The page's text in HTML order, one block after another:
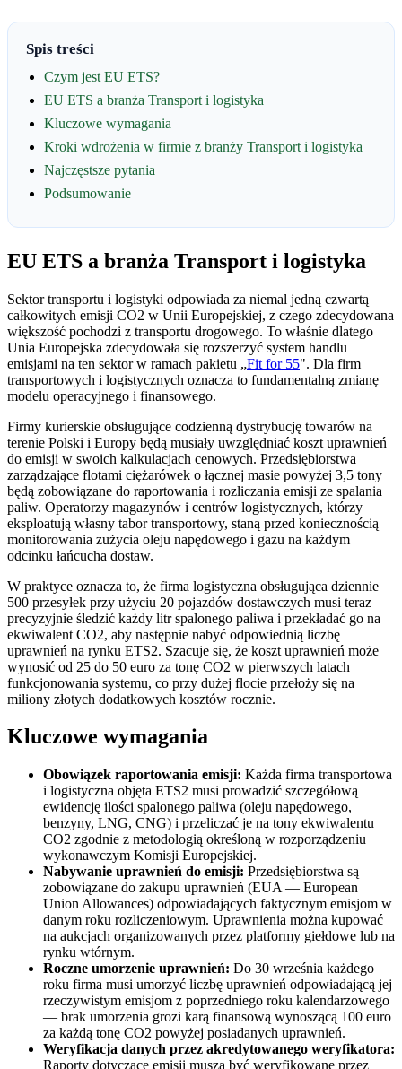
Spis treści
Czym jest EU ETS?
EU ETS a branża Transport i logistyka
Kluczowe wymagania
Kroki wdrożenia w firmie z branży Transport i logistyka
Najczęstsze pytania
Podsumowanie
EU ETS a branża Transport i logistyka
Sektor transportu i logistyki odpowiada za niemal jedną czwartą
całkowitych emisji CO2 w Unii Europejskiej, z czego zdecydowana
większość pochodzi z transportu drogowego. To właśnie dlatego
Unia Europejska zdecydowała się rozszerzyć system handlu
emisjami na ten sektor w ramach pakietu „Fit for 55". Dla firm
transportowych i logistycznych oznacza to fundamentalną zmianę
modelu operacyjnego i finansowego.
Firmy kurierskie obsługujące codzienną dystrybucję towarów na
terenie Polski i Europy będą musiały uwzględniać koszt uprawnień
do emisji w swoich kalkulacjach cenowych. Przedsiębiorstwa
zarządzające flotami ciężarówek o łącznej masie powyżej 3,5 tony
będą zobowiązane do raportowania i rozliczania emisji ze spalania
paliw. Operatorzy magazynów i centrów logistycznych, którzy
eksploatują własny tabor transportowy, staną przed koniecznością
monitorowania zużycia oleju napędowego i gazu na każdym
odcinku łańcucha dostaw.
W praktyce oznacza to, że firma logistyczna obsługująca dziennie
500 przesyłek przy użyciu 20 pojazdów dostawczych musi teraz
precyzyjnie śledzić każdy litr spalonego paliwa i przekładać go na
ekwiwalent CO2, aby następnie nabyć odpowiednią liczbę
uprawnień na rynku ETS2. Szacuje się, że koszt uprawnień może
wynosić od 25 do 50 euro za tonę CO2 w pierwszych latach
funkcjonowania systemu, co przy dużej flocie przełoży się na
miliony złotych dodatkowych kosztów rocznie.
Kluczowe wymagania
Obowiązek raportowania emisji: Każda firma transportowa
i logistyczna objęta ETS2 musi prowadzić szczegółową
ewidencję ilości spalonego paliwa (oleju napędowego,
benzyny, LNG, CNG) i przeliczać je na tony ekwiwalentu
CO2 zgodnie z metodologią określoną w rozporządzeniu
wykonawczym Komisji Europejskiej.
Nabywanie uprawnień do emisji: Przedsiębiorstwa są
zobowiązane do zakupu uprawnień (EUA — European
Union Allowances) odpowiadających faktycznym emisjom w
danym roku rozliczeniowym. Uprawnienia można kupować
na aukcjach organizowanych przez platformy giełdowe lub na
rynku wtórnym.
Roczne umorzenie uprawnień: Do 30 września każdego
roku firma musi umorzyć liczbę uprawnień odpowiadającą jej
rzeczywistym emisjom z poprzedniego roku kalendarzowego
— brak umorzenia grozi karą finansową wynoszącą 100 euro
za każdą tonę CO2 powyżej posiadanych uprawnień.
Weryfikacja danych przez akredytowanego weryfikatora:
Raporty dotyczące emisji muszą być weryfikowane przez